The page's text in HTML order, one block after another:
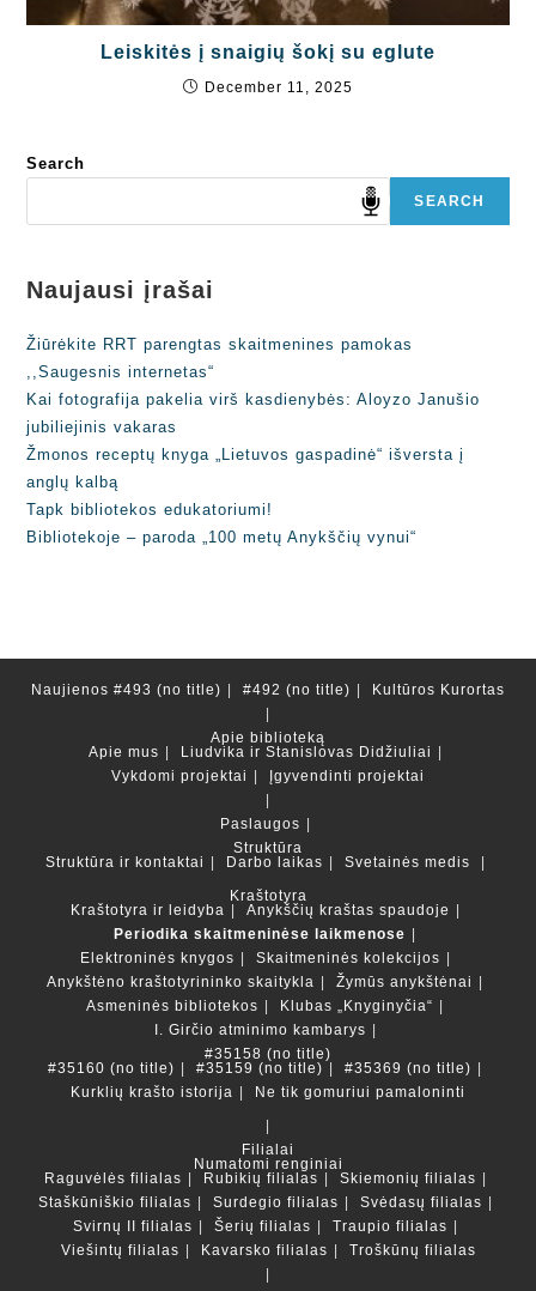
Leiskitės į snaigių šokį su eglute
December 11, 2025
Search
SEARCH
Naujausi įrašai
Žiūrėkite RRT parengtas skaitmenines pamokas
,,Saugesnis internetas“
Kai fotografija pakelia virš kasdienybės: Aloyzo Janušio
jubiliejinis vakaras
Žmonos receptų knyga „Lietuvos gaspadinė“ išversta į
anglų kalbą
Tapk bibliotekos edukatoriumi!
Bibliotekoje – paroda „100 metų Anykščių vynui“
Naujienos #493 (no title) #492 (no title) Kultūros Kurortas
Apie biblioteką
Apie mus
Liudvika ir Stanislovas Didžiuliai
Vykdomi projektai
Įgyvendinti projektai
Paslaugos
Struktūra
Struktūra ir kontaktai
Darbo laikas
Svetainės medis
Kraštotyra
Kraštotyra ir leidyba
Anykščių kraštas spaudoje
Periodika skaitmeninėse laikmenose
Elektroninės knygos
Skaitmeninės kolekcijos
Anykštėno kraštotyrininko skaitykla
Žymūs anykštėnai
Asmeninės bibliotekos
Klubas „Knyginyčia“
I. Girčio atminimo kambarys
#35158 (no title)
#35160 (no title)
#35159 (no title)
#35369 (no title)
Kurklių krašto istorija
Ne tik gomuriui pamaloninti
Filialai
Numatomi renginiai
Raguvėlės filialas
Rubikių filialas
Skiemonių filialas
Staškūniškio filialas
Surdegio filialas
Svėdasų filialas
Svirnų II filialas
Šerių filialas
Traupio filialas
Viešintų filialas
Kavarsko filialas Troškūnų filialas